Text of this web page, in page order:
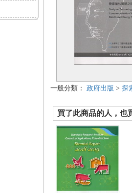
一般分類： 政府出版 > 探
買了此商品的人，也